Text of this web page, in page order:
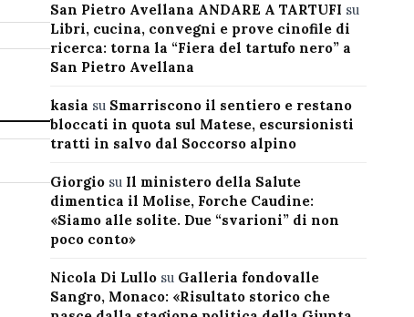
San Pietro Avellana ANDARE A TARTUFI su
Libri, cucina, convegni e prove cinofile di
ricerca: torna la “Fiera del tartufo nero” a
San Pietro Avellana
kasia su Smarriscono il sentiero e restano
bloccati in quota sul Matese, escursionisti
tratti in salvo dal Soccorso alpino
Giorgiosu Il ministero della Salute
dimentica il Molise, Forche Caudine:
«Siamo alle solite. Due “svarioni” di non
poco conto»
Nicola Di Lullosu Galleria fondovalle
Sangro, Monaco: «Risultato storico che